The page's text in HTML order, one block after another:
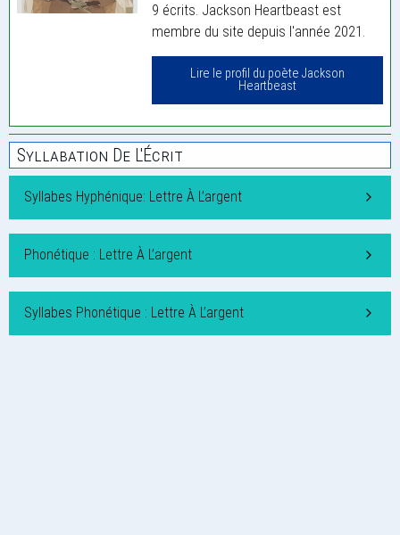
9 écrits. Jackson Heartbeast est
membre du site depuis l'année 2021.
Lire le profil du poète Jackson
Heartbeast
Syllabation De L'Écrit
Syllabes Hyphénique: Lettre À L’argent
Phonétique : Lettre À L’argent
Syllabes Phonétique : Lettre À L’argent